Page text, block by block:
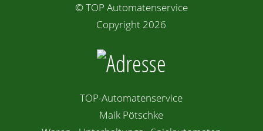
© TOP Automatenservice
Copyright 2026
TOP-Automatenservice
Maik Pötschke